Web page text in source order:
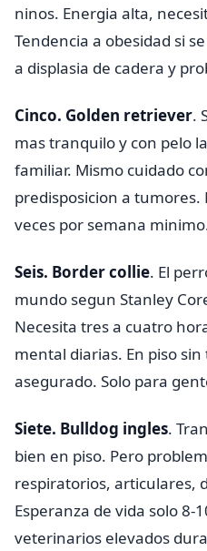
ninos. Energia alta,
Tendencia a obesidad si
a displasia de cadera y
Cinco. Golden retriever.
mas tranquilo y con pelo
familiar. Mismo cuidado
predisposicion a tumores.
veces por semana
Seis. Border collie. El
mundo segun Stanley
Necesita tres a cuatro
mental diarias. En piso
asegurado. Solo para
Siete. Bulldog ingles.
bien en piso. Pero
respiratorios, articulares,
Esperanza de vida solo 8-
veterinarios elevados